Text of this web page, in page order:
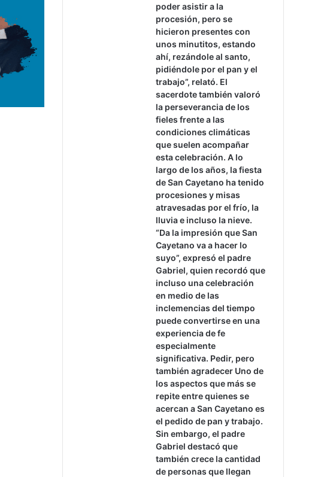
poder asistir a la
procesión, pero se
hicieron presentes con
unos minutitos, estando
ahí, rezándole al santo,
pidiéndole por el pan y el
trabajo”, relató. El
sacerdote también valoró
la perseverancia de los
fieles frente a las
condiciones climáticas
que suelen acompañar
esta celebración. A lo
largo de los años, la fiesta
de San Cayetano ha tenido
procesiones y misas
atravesadas por el frío, la
lluvia e incluso la nieve.
“Da la impresión que San
Cayetano va a hacer lo
suyo”, expresó el padre
Gabriel, quien recordó que
incluso una celebración
en medio de las
inclemencias del tiempo
puede convertirse en una
experiencia de fe
especialmente
significativa. Pedir, pero
también agradecer Uno de
los aspectos que más se
repite entre quienes se
acercan a San Cayetano es
el pedido de pan y trabajo.
Sin embargo, el padre
Gabriel destacó que
también crece la cantidad
de personas que llegan